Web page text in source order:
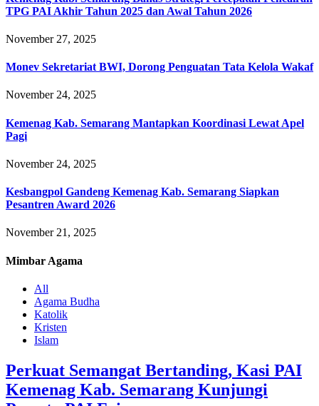
TPG PAI Akhir Tahun 2025 dan Awal Tahun 2026
November 27, 2025
Monev Sekretariat BWI, Dorong Penguatan Tata Kelola Wakaf
November 24, 2025
Kemenag Kab. Semarang Mantapkan Koordinasi Lewat Apel
Pagi
November 24, 2025
Kesbangpol Gandeng Kemenag Kab. Semarang Siapkan
Pesantren Award 2026
November 21, 2025
Mimbar Agama
All
Agama Budha
Katolik
Kristen
Islam
Perkuat Semangat Bertanding, Kasi PAI
Kemenag Kab. Semarang Kunjungi